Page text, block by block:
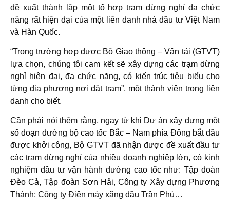
đề xuất thành lập một tổ hợp trạm dừng nghỉ đa chức
năng rất hiện đại của một liên danh nhà đầu tư Việt Nam
và Hàn Quốc.
“Trong trường hợp được Bộ Giao thông – Vận tải (GTVT)
lựa chọn, chúng tôi cam kết sẽ xây dựng các trạm dừng
nghỉ hiện đại, đa chức năng, có kiến trúc tiêu biểu cho
từng địa phương nơi đặt trạm”, một thành viên trong liên
danh cho biết.
Cần phải nói thêm rằng, ngay từ khi Dự án xây dựng một
số đoạn đường bộ cao tốc Bắc – Nam phía Đông bắt đầu
được khởi công, Bộ GTVT đã nhận được đề xuất đầu tư
các trạm dừng nghỉ của nhiều doanh nghiệp lớn, có kinh
nghiệm đầu tư vận hành đường cao tốc như: Tập đoàn
Đèo Cả, Tập đoàn Sơn Hải, Công ty Xây dựng Phương
Thành; Công ty Điện máy xăng dầu Trần Phú…